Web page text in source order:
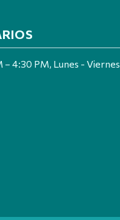
– 4:30 PM, Lunes - Viernes